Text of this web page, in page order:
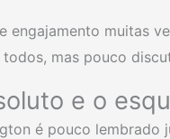
engajamento muitas
mas pouco
e o
é pouco